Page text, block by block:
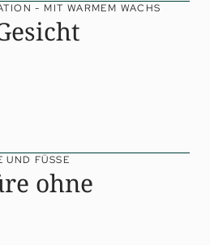
- MIT WARMEM WACHS
FÜSSE
ohne